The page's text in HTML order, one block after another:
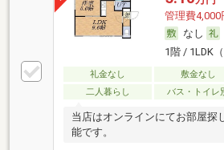
管理費4,000
なし
1階 / 1LDK
礼金なし 敷金なし
二人暮らし
バス・トイレ
当店はオンラインにてお部屋探
能です。